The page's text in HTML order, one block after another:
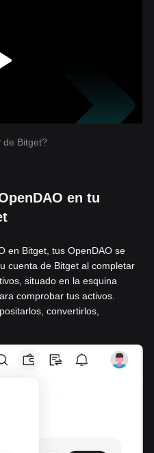
de Bitget?
en tu
en Bitget, tus OpenDAO se
cuenta de Bitget al completar
situado en la esquina
comprobar tus activos.
convertirlos,